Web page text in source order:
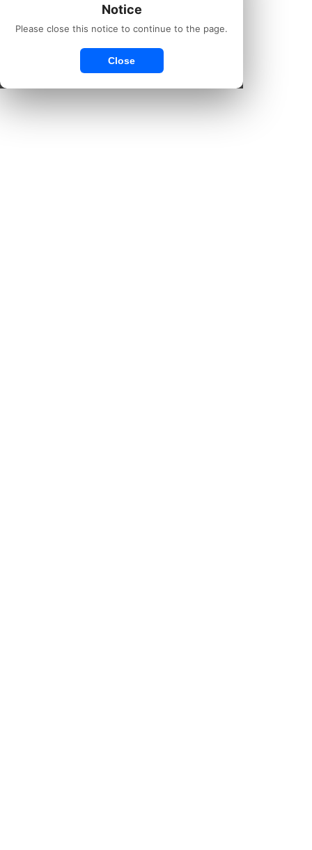
Notice
Please close this notice to continue to the page.
Close